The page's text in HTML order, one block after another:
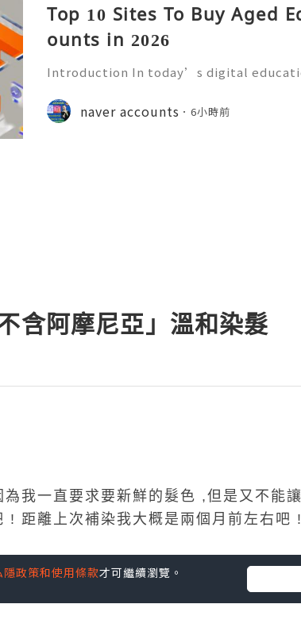
Top 10 Sites To Buy Aged
ounts in 2026
Introduction In today’s digital
Educational institutions around the
d email accounts to stude
naver accounts 6小時前
含阿摩尼亞」溫和染髮
為我一直 要求要新鮮的髮色 ,但是又不能
! 距離上次補染我大概是兩個月前左右吧 !
隱政策和使用條款才可繼續瀏覽。